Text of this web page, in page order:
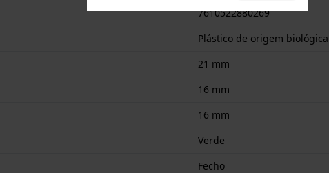
7610522880269
Plástico de origem biológica
21 mm
16 mm
16 mm
Verde
Fecho